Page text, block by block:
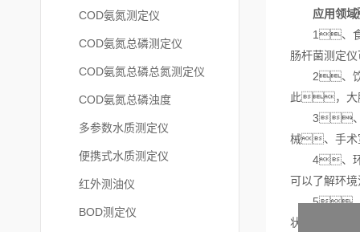
COD氨氮测定仪
COD氨氮总磷测定仪
COD氨氮总磷总氮测定仪
COD氨氮总磷浊度
多参数水质测定仪
便携式水质测定仪
红外测油仪
BOD测定仪
应用领
1、食
肠杆菌测定
2、饮
此，大
3、医
械、手
4、环境
可以了解环
5、其
状况和动物